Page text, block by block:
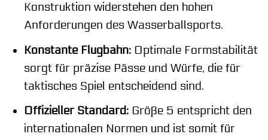
Konstruktion widerstehen den hohen
Anforderungen des Wasserballsports.
Konstante Flugbahn:Optimale Formstabilität
sorgt für präzise Pässe und Würfe, die für
taktisches Spiel entscheidend sind.
Offizieller Standard:Größe 5 entspricht den
internationalen Normen und ist somit für